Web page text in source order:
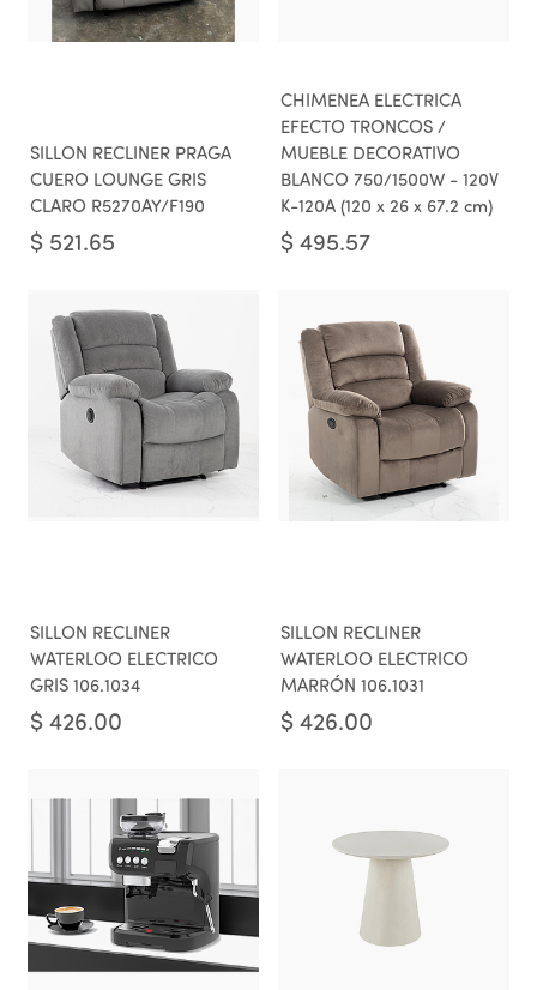
SILLON RECLINER PRAGA
CUERO LOUNGE GRIS
CLARO R5270AY/F190
$ 521.65
CHIMENEA ELECTRICA
EFECTO TRONCOS /
MUEBLE DECORATIVO
BLANCO 750/1500W - 120V
K-120A (120 x 26 x 67.2 cm)
$ 495.57
SILLON RECLINER
WATERLOO ELECTRICO
GRIS 106.1034
$ 426.00
SILLON RECLINER
WATERLOO ELECTRICO
MARRÓN 106.1031
$ 426.00